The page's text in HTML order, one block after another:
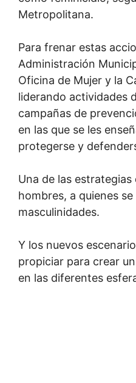
Metropolitana.
Para frenar estas
Administración
Oficina de Mujer y la
liderando actividades
campañas de
en las que se les
protegerse y
Una de las estrategias
hombres, a quienes
masculinidades.
Y los nuevos
propiciar para crear
en las diferentes